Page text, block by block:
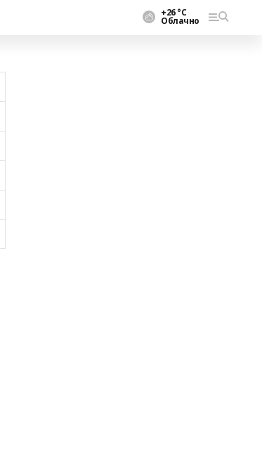
+26 °С
Облачно